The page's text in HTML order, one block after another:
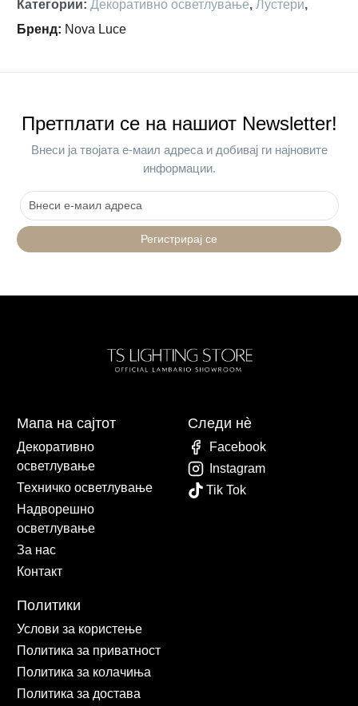
Категории: Декоративно осветлување, Лустери,
Бренд: Nova Luce
Претплати се на нашиот Newsletter!
Внеси ја твојата е-маил адреса и добивај ги најновите
информации.
Регистрирај се
Мапа на сајтот
Декоративно
осветлување
Техничко осветлување
Надворешно
осветлување
За нас
Контакт
Политики
Услови за користење
Политика за приватност
Политика за колачиња
Политика за достава
Следи нè
Facebook
Instagram
Tik Tok